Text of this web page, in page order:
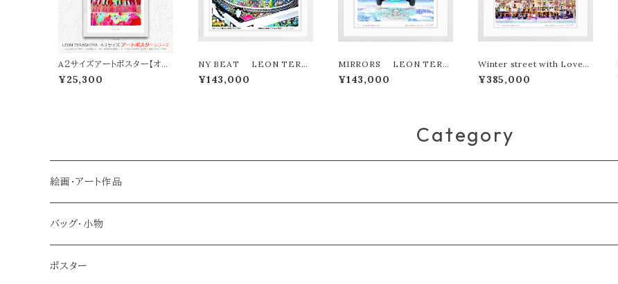
A２サイズアートポスター【オン
ライン限定】LEON TERASH
IMA「LOVE SONG」
¥25,300
NY BEAT LEON TERA
SHIMA版画作品180作限定
¥143,000
MIRRORS LEON TERA
SHIMA版画作品180作限定
¥143,000
Winter street with Love
LEON TERASHIMA版画作
品77作限定（オンライン限定特
¥385,000
Category
絵画・アート作品
大型作品
ノーマルサイズ（約Ａ２サイズ）
バッグ・小物
トートバッグ
ポスター